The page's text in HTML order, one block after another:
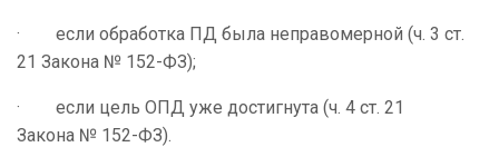
· если обработка ПД была неправомерной (ч. 3 ст.
21 Закона № 152-ФЗ);
· если цель ОПД уже достигнута (ч. 4 ст. 21
Закона № 152-ФЗ).